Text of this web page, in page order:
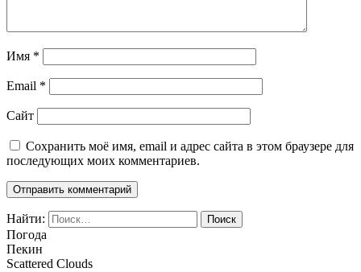
Имя *
Email *
Сайт
Сохранить моё имя, email и адрес сайта в этом браузере для
последующих моих комментариев.
Найти:
Погода
Пекин
Scattered Clouds